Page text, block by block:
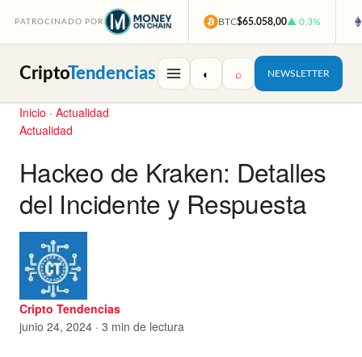
PATROCINADO POR BTC$65.058,00▲ 0,3%
CriptoTendencias ◐ ⌕ NEWSLETTER
Inicio · Actualidad
Actualidad
Hackeo de Kraken: Detalles
del Incidente y Respuesta
Cripto Tendencias
junio 24, 2024 · 3 min de lectura